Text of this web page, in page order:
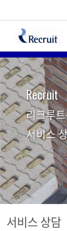
Recruit
리크루
서비스
서비스 상담